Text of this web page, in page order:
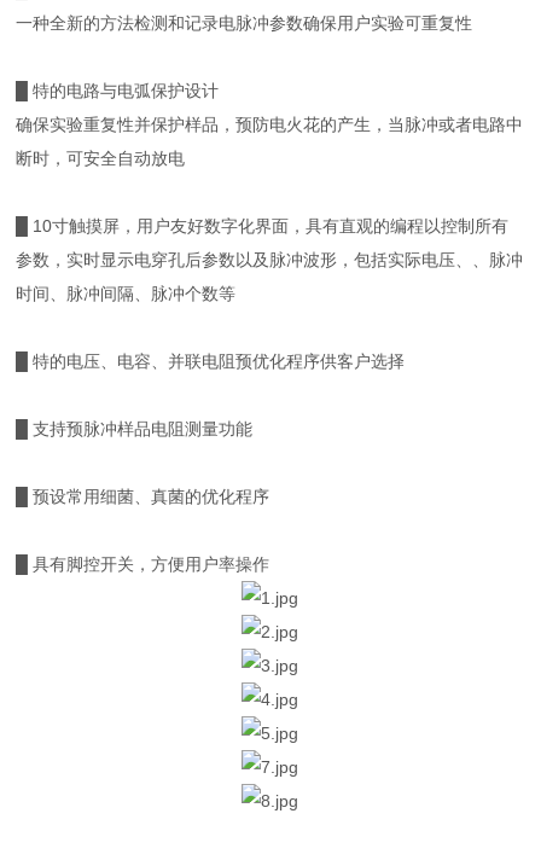
一种全新的方法检测和记录电脉冲参数确保用户实验可重复性
█ 特的电路与电弧保护设计
确保实验重复性并保护样品，预防电火花的产生，当脉冲或者电路中
断时，可安全自动放电
█ 10寸触摸屏，用户友好数字化界面，具有直观的编程以控制所有
参数，实时显示电穿孔后参数以及脉冲波形，包括实际电压、、脉冲
时间、脉冲间隔、脉冲个数等
█ 特的电压、电容、并联电阻预优化程序供客户选择
█ 支持预脉冲样品电阻测量功能
█ 预设常用细菌、真菌的优化程序
█ 具有脚控开关，方便用户率操作